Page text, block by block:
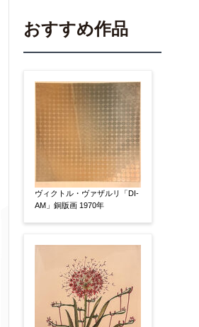
※不明な項目は空欄で結構です。
▼
作品の作家名 【任意】
作品の画題 【任意】
作品の技法 【任意】
素描
立体
その他
絵の画面サイズ 【任意】
おすすめ作品
ヴィクトル・ヴァザルリ「DI-
AM」銅版画 1970年